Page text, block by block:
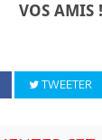
VOS AMIS !
TWEETER